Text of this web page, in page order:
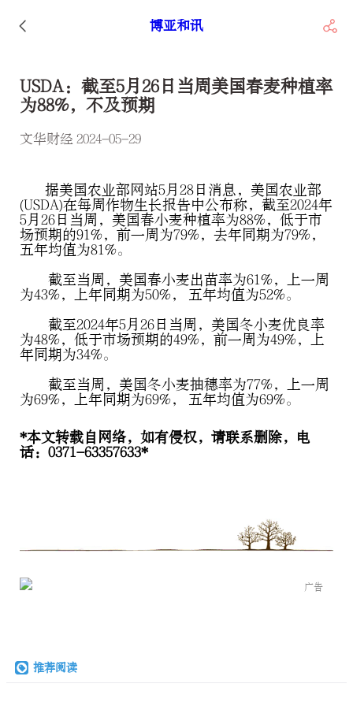
博亚和讯
USDA：截至5月26日当周美国春麦种植率
为88%，不及预期
文华财经 2024-05-29
据美国农业部网站5月28日消息，美国农业部
(USDA)在每周作物生长报告中公布称，截至2024年
5月26日当周，美国春小麦种植率为88%，低于市
场预期的91%，前一周为79%，去年同期为79%，
五年均值为81%。
截至当周，美国春小麦出苗率为61%，上一周
为43%，上年同期为50%， 五年均值为52%。
截至2024年5月26日当周，美国冬小麦优良率
为48%，低于市场预期的49%，前一周为49%，上
年同期为34%。
截至当周，美国冬小麦抽穗率为77%，上一周
为69%，上年同期为69%， 五年均值为69%。
*本文转载自网络，如有侵权，请联系删除，电
话：0371-63357633*
广告
推荐阅读